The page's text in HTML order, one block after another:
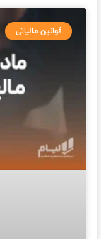
قوانین مالیاتی